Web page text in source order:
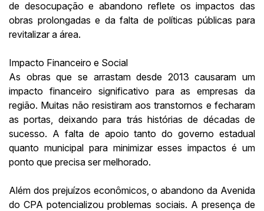
de desocupação e abandono reflete os impactos das
obras prolongadas e da falta de políticas públicas para
revitalizar a área.
Impacto Financeiro e Social
As obras que se arrastam desde 2013 causaram um
impacto financeiro significativo para as empresas da
região. Muitas não resistiram aos transtornos e fecharam
as portas, deixando para trás histórias de décadas de
sucesso. A falta de apoio tanto do governo estadual
quanto municipal para minimizar esses impactos é um
ponto que precisa ser melhorado.
Além dos prejuízos econômicos, o abandono da Avenida
do CPA potencializou problemas sociais. A presença de